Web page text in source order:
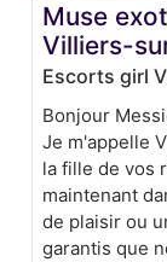
Muse
Villiers-
Escorts girl
Bonjour
Je m'appelle
la fille de vos
maintenant
de plaisir ou
garantis que